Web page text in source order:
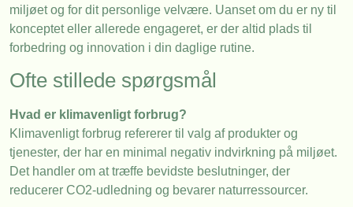
miljøet og for dit personlige velvære. Uanset om du er ny til
konceptet eller allerede engageret, er der altid plads til
forbedring og innovation i din daglige rutine.
Ofte stillede spørgsmål
Hvad er klimavenligt forbrug?
Klimavenligt forbrug refererer til valg af produkter og
tjenester, der har en minimal negativ indvirkning på miljøet.
Det handler om at træffe bevidste beslutninger, der
reducerer CO2-udledning og bevarer naturressourcer.